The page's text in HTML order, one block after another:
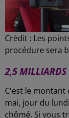
Crédit : Les
procédure sera
2,5 MILLIARDS
C'est le montant
mai, jour du
chômé. Si vous